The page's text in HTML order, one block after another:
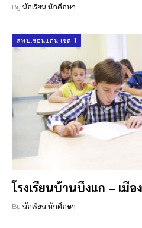
By นักเรียน นักศึกษา
สพป.ขอนแก่น เขต 1
โรงเรียนบ้านบึงแก – เมื
By นักเรียน นักศึกษา